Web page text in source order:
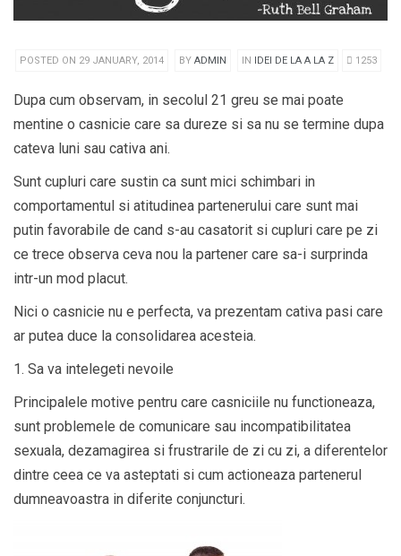
POSTED ON 29 JANUARY, 2014 BY ADMIN IN IDEI DE LA A LA Z 1253
Dupa cum observam, in secolul 21 greu se mai poate
mentine o casnicie care sa dureze si sa nu se termine dupa
cateva luni sau cativa ani.
Sunt cupluri care sustin ca sunt mici schimbari in
comportamentul si atitudinea partenerului care sunt mai
putin favorabile de cand s-au casatorit si cupluri care pe zi
ce trece observa ceva nou la partener care sa-i surprinda
intr-un mod placut.
Nici o casnicie nu e perfecta, va prezentam cativa pasi care
ar putea duce la consolidarea acesteia.
1. Sa va intelegeti nevoile
Principalele motive pentru care casniciile nu functioneaza,
sunt problemele de comunicare sau incompatibilitatea
sexuala, dezamagirea si frustrarile de zi cu zi, a diferentelor
dintre ceea ce va asteptati si cum actioneaza partenerul
dumneavoastra in diferite conjuncturi.